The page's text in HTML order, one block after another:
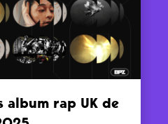
album rap UK de